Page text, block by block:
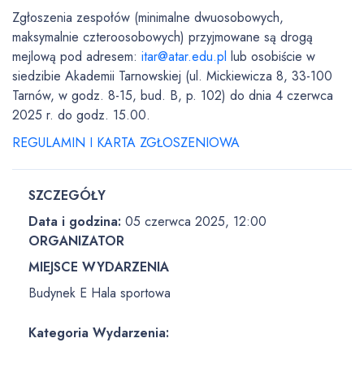
Zgłoszenia zespołów (minimalne dwuosobowych,
maksymalnie czteroosobowych) przyjmowane są drogą
mejlową pod adresem: itar@atar.edu.pl lub osobiście w
siedzibie Akademii Tarnowskiej (ul. Mickiewicza 8, 33-100
Tarnów, w godz. 8-15, bud. B, p. 102) do dnia 4 czerwca
2025 r. do godz. 15.00.
REGULAMIN I KARTA ZGŁOSZENIOWA
SZCZEGÓŁY
Data i godzina: 05 czerwca 2025, 12:00
ORGANIZATOR
MIEJSCE WYDARZENIA
Budynek E Hala sportowa
Kategoria Wydarzenia: